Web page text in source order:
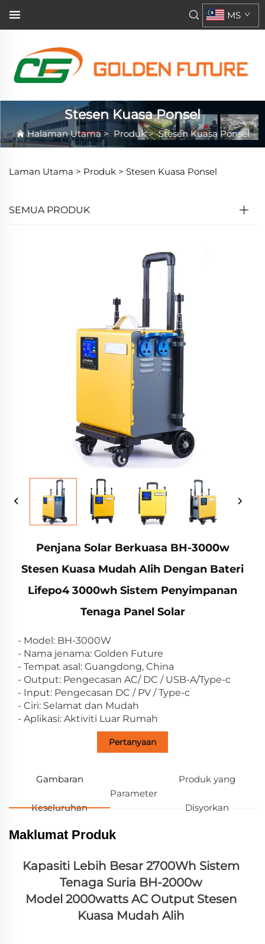
MS
Stesen Kuasa Ponsel
Halaman Utama>Produk>Stesen Kuasa Ponsel
Laman Utama > Produk > Stesen Kuasa Ponsel
SEMUA PRODUK
Penjana Solar Berkuasa BH-3000w
Stesen Kuasa Mudah Alih Dengan Bateri
Lifepo4 3000wh Sistem Penyimpanan
Tenaga Panel Solar
- Model: BH-3000W
- Nama jenama: Golden Future
- Tempat asal: Guangdong, China
- Output: Pengecasan AC/ DC / USB-A/Type-c
- Input: Pengecasan DC / PV / Type-c
- Ciri: Selamat dan Mudah
- Aplikasi: Aktiviti Luar Rumah
Pertanyaan
Gambaran
Keseluruhan
Parameter
Produk yang
Disyorkan
Maklumat Produk
Kapasiti Lebih Besar 2700Wh Sistem
Tenaga Suria BH-2000w
Model 2000watts AC Output Stesen
Kuasa Mudah Alih